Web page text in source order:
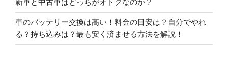
新車と中古車はどっちがオトクなのか？
車のバッテリー交換は高い！料金の目安は？自分でやれ
る？持ち込みは？最も安く済ませる方法を解説！